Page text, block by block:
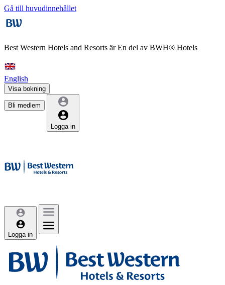
Gå till huvudinnehållet
Best Western Hotels and Resorts ärEn del av BWH® Hotels
English
Visa bokning
Bli medlem
Logga in
Logga in